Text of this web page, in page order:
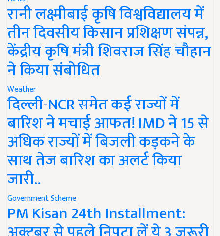
रानी लक्ष्मीबाई कृषि विश्वविद्यालय में
तीन दिवसीय किसान प्रशिक्षण संपन्न,
केंद्रीय कृषि मंत्री शिवराज सिंह चौहान
ने किया संबोधित
Weather
दिल्ली-NCR समेत कई राज्यों में
बारिश ने मचाई आफत! IMD ने 15 से
अधिक राज्यों में बिजली कड़कने के
साथ तेज बारिश का अलर्ट किया
जारी..
Government Scheme
PM Kisan 24th Installment: